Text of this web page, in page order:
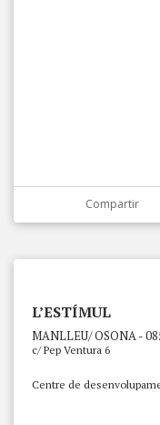
Compartir
L’ESTÍMUL
MANLLEU/ OSONA -
c/ Pep Ventura 6
Centre de